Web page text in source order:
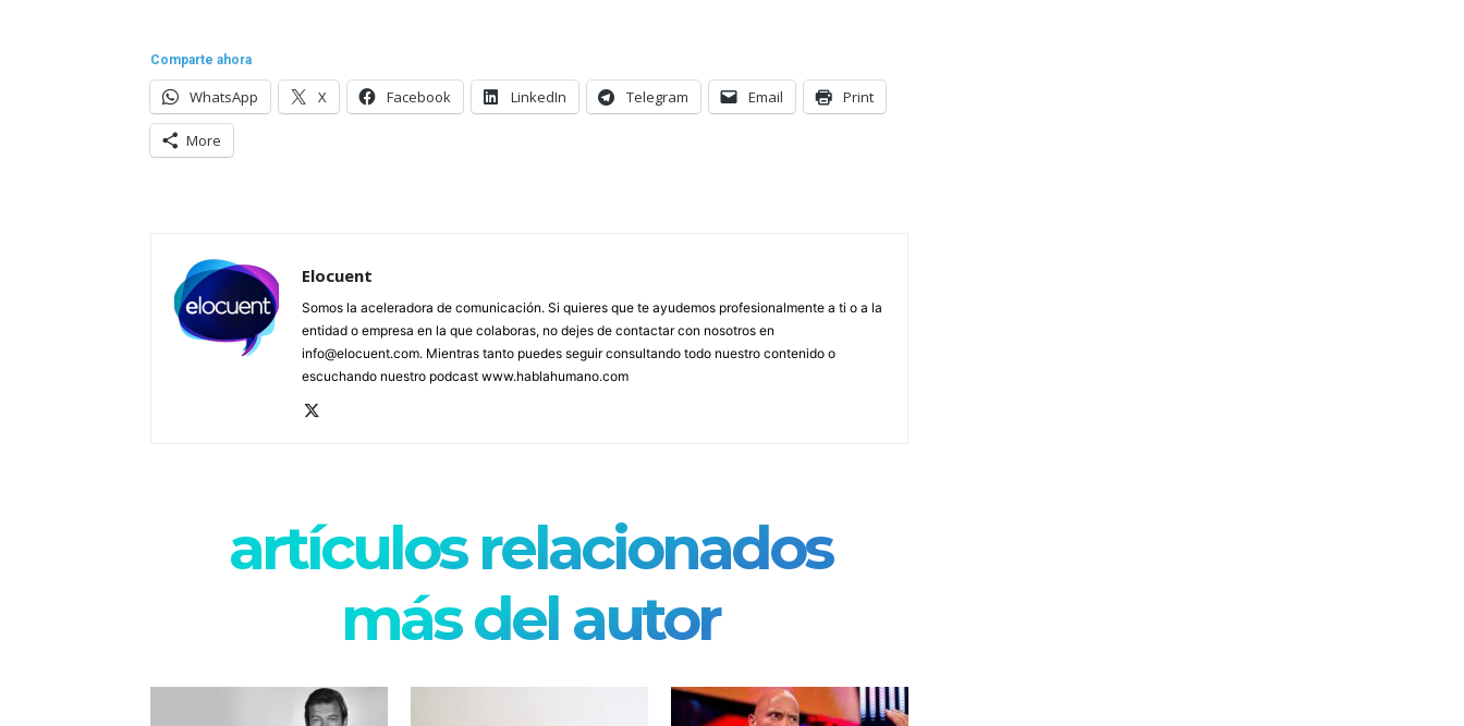
Comparte ahora
WhatsApp X Facebook LinkedIn Telegram Email Print
More
Elocuent
Somos la aceleradora de comunicación. Si quieres que te ayudemos profesionalmente a ti o a la
entidad o empresa en la que colaboras, no dejes de contactar con nosotros en
info@elocuent.com. Mientras tanto puedes seguir consultando todo nuestro contenido o
escuchando nuestro podcast www.hablahumano.com
artículos relacionados
más del autor